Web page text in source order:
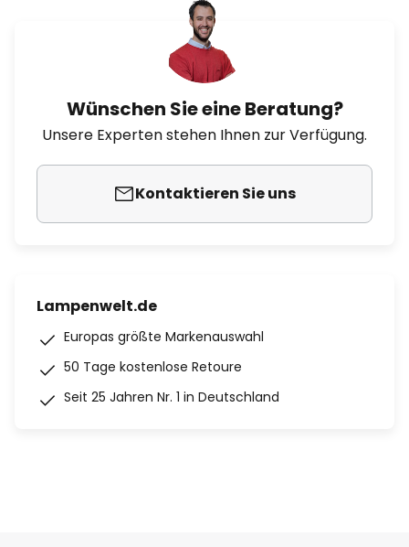
Wünschen Sie eine Beratung?
Unsere Experten stehen Ihnen zur Verfügung.
Kontaktieren Sie uns
Lampenwelt.de
Europas größte Markenauswahl
50 Tage kostenlose Retoure
Seit 25 Jahren Nr. 1 in Deutschland